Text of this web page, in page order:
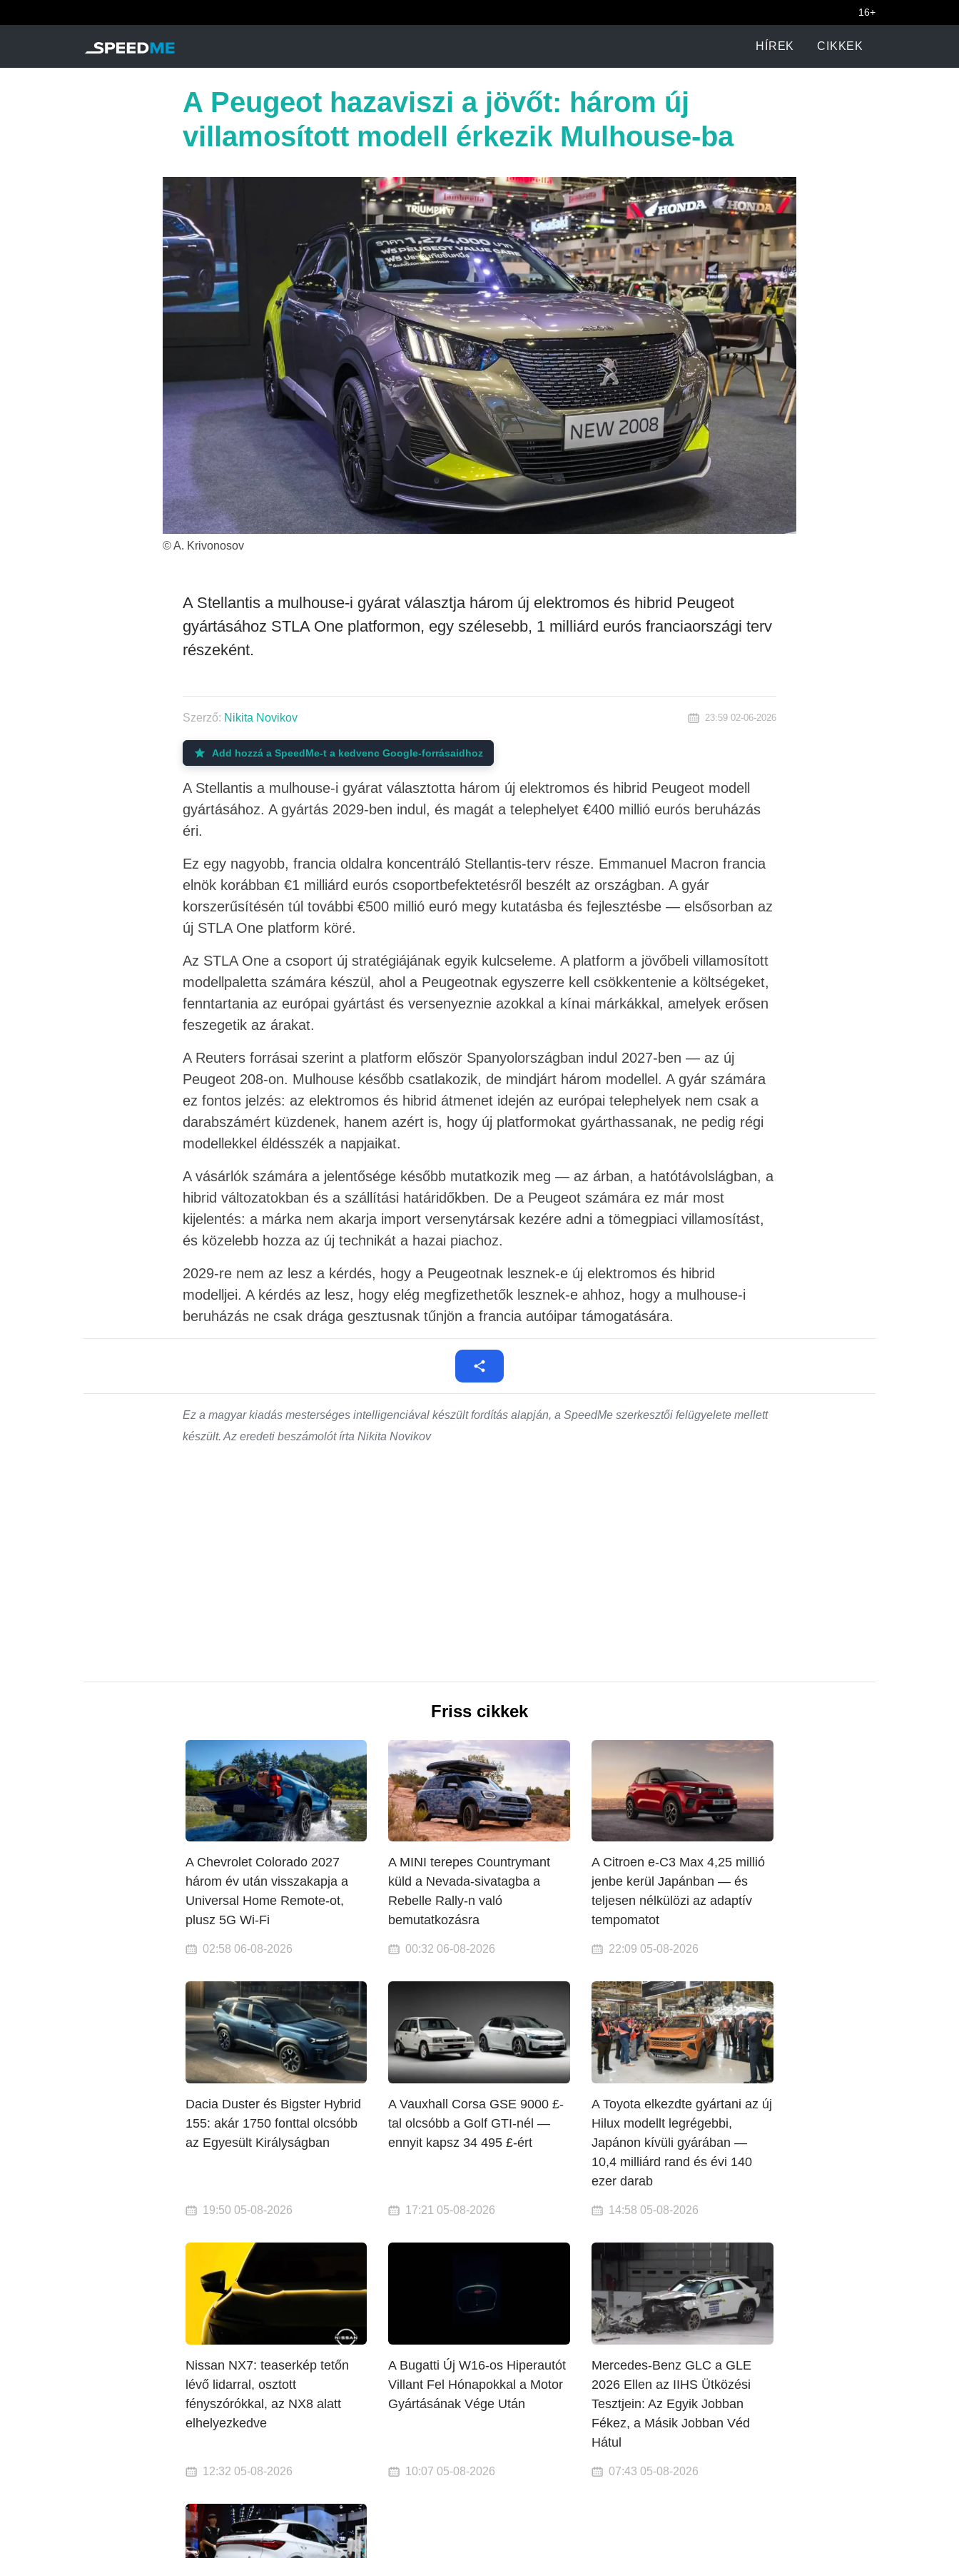
16+
HÍREK CIKKEK
A Peugeot hazaviszi a jövőt: három új
villamosított modell érkezik Mulhouse-ba
© A. Krivonosov
A Stellantis a mulhouse-i gyárat választja három új elektromos és hibrid Peugeot
gyártásához STLA One platformon, egy szélesebb, 1 milliárd eurós franciaországi terv
részeként.
Szerző: Nikita Novikov 23:59 02-06-2026
Add hozzá a SpeedMe-t a kedvenc Google-forrásaidhoz
A Stellantis a mulhouse-i gyárat választotta három új elektromos és hibrid Peugeot modell
gyártásához. A gyártás 2029-ben indul, és magát a telephelyet €400 millió eurós beruházás
éri.
Ez egy nagyobb, francia oldalra koncentráló Stellantis-terv része. Emmanuel Macron francia
elnök korábban €1 milliárd eurós csoportbefektetésről beszélt az országban. A gyár
korszerűsítésén túl további €500 millió euró megy kutatásba és fejlesztésbe — elsősorban az
új STLA One platform köré.
Az STLA One a csoport új stratégiájának egyik kulcseleme. A platform a jövőbeli villamosított
modellpaletta számára készül, ahol a Peugeotnak egyszerre kell csökkentenie a költségeket,
fenntartania az európai gyártást és versenyeznie azokkal a kínai márkákkal, amelyek erősen
feszegetik az árakat.
A Reuters forrásai szerint a platform először Spanyolországban indul 2027-ben — az új
Peugeot 208-on. Mulhouse később csatlakozik, de mindjárt három modellel. A gyár számára
ez fontos jelzés: az elektromos és hibrid átmenet idején az európai telephelyek nem csak a
darabszámért küzdenek, hanem azért is, hogy új platformokat gyárthassanak, ne pedig régi
modellekkel éldésszék a napjaikat.
A vásárlók számára a jelentősége később mutatkozik meg — az árban, a hatótávolslágban, a
hibrid változatokban és a szállítási határidőkben. De a Peugeot számára ez már most
kijelentés: a márka nem akarja import versenytársak kezére adni a tömegpiaci villamosítást,
és közelebb hozza az új technikát a hazai piachoz.
2029-re nem az lesz a kérdés, hogy a Peugeotnak lesznek-e új elektromos és hibrid
modelljei. A kérdés az lesz, hogy elég megfizethetők lesznek-e ahhoz, hogy a mulhouse-i
beruházás ne csak drága gesztusnak tűnjön a francia autóipar támogatására.
Ez a magyar kiadás mesterséges intelligenciával készült fordítás alapján, a SpeedMe szerkesztői felügyelete mellett
készült. Az eredeti beszámolót írta Nikita Novikov
Friss cikkek
A Chevrolet Colorado 2027
három év után visszakapja a
Universal Home Remote-ot,
plusz 5G Wi-Fi
02:58 06-08-2026
A MINI terepes Countrymant
küld a Nevada-sivatagba a
Rebelle Rally-n való
bemutatkozásra
00:32 06-08-2026
A Citroen e-C3 Max 4,25 millió
jenbe kerül Japánban — és
teljesen nélkülözi az adaptív
tempomatot
22:09 05-08-2026
Dacia Duster és Bigster Hybrid
155: akár 1750 fonttal olcsóbb
az Egyesült Királyságban
19:50 05-08-2026
A Vauxhall Corsa GSE 9000 £-
tal olcsóbb a Golf GTI-nél —
ennyit kapsz 34 495 £-ért
17:21 05-08-2026
A Toyota elkezdte gyártani az új
Hilux modellt legrégebbi,
Japánon kívüli gyárában —
10,4 milliárd rand és évi 140
ezer darab
14:58 05-08-2026
Nissan NX7: teaserkép tetőn
lévő lidarral, osztott
fényszórókkal, az NX8 alatt
elhelyezkedve
12:32 05-08-2026
A Bugatti Új W16-os Hiperautót
Villant Fel Hónapokkal a Motor
Gyártásának Vége Után
10:07 05-08-2026
Mercedes-Benz GLC a GLE
2026 Ellen az IIHS Ütközési
Tesztjein: Az Egyik Jobban
Fékez, a Másik Jobban Véd
Hátul
07:43 05-08-2026